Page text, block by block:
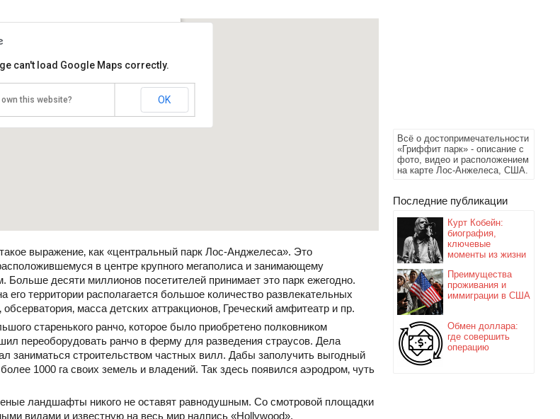
Всё о достопримечательности
«Гриффит парк» - описание с
фото, видео и расположением
на карте Лос-Анжелеса, США.
Последние публикации
Курт Кобейн:
биография,
ключевые
моменты из жизни
Преимущества
проживания и
иммиграции в США
Обмен доллара:
где совершить
операцию
США, Лос-Анжелес
can't load Google Maps correctly.
own this website? OK
выражение‚ как «центральный парк Лос-Анджелеса». Это
в центре крупного мегаполиса и занимающему
десяти миллионов посетителей принимает это парк ежегодно.
его территории располагается большое количество развлекательных
масса детских аттракционов‚ Греческий амфитеатр и пр.
старенького ранчо‚ которое было приобретено полковником
переоборудовать ранчо в ферму для разведения страусов. Дела
заниматься строительством частных вилл. Дабы заполучить выгодный
1000 га своих земель и владений. Так здесь появился аэродром‚ чуть
ландшафты никого не оставят равнодушным. Со смотровой площадки
видами и известную на весь мир надпись «Hollywood».